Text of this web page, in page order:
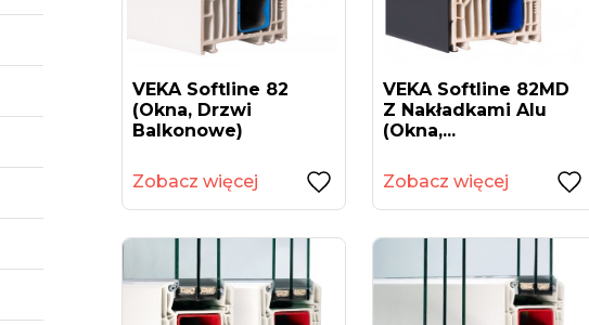
VEKA Softline 82
(okna, Drzwi
Balkonowe)
Zobacz więcej
VEKA Softline 82MD
Z Nakładkami Alu
(okna,...
Zobacz więcej